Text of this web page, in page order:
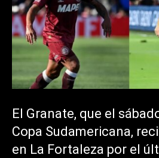
El Granate, que el
Copa Sudamericana,
en La Fortaleza por el